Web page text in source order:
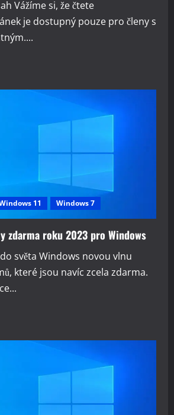
Vážíme si, že čtete
je dostupný pouze pro členy s
11 Windows 7
zdarma roku 2023 pro Windows
světa Windows novou vlnu
které jsou navíc zcela zdarma.